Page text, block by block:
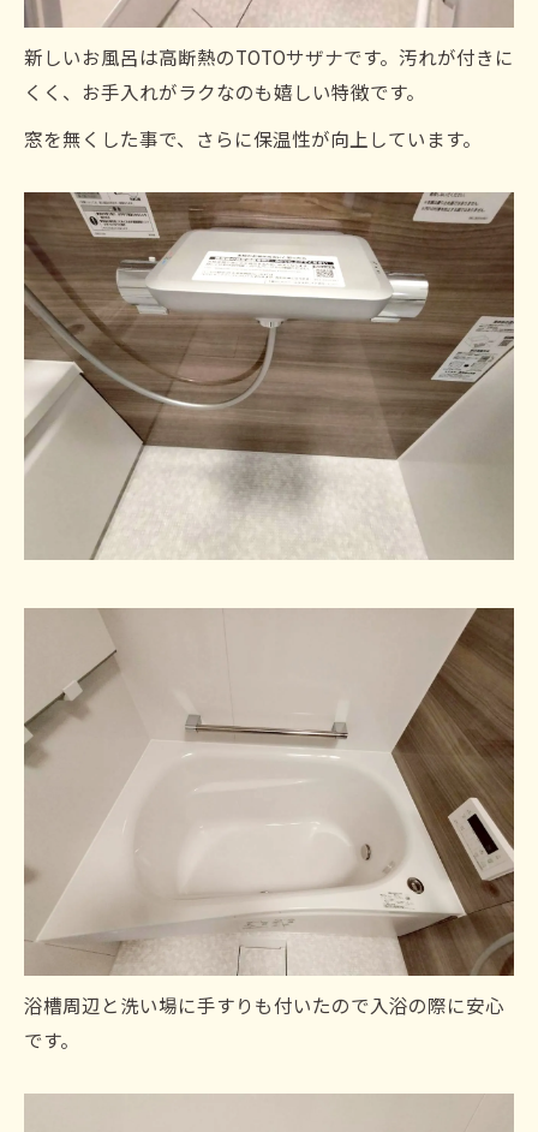
新しいお風呂は高断熱のTOTOサザナです。汚れが付きに
くく、お手入れがラクなのも嬉しい特徴です。
窓を無くした事で、さらに保温性が向上しています。
浴槽周辺と洗い場に手すりも付いたので入浴の際に安心
です。